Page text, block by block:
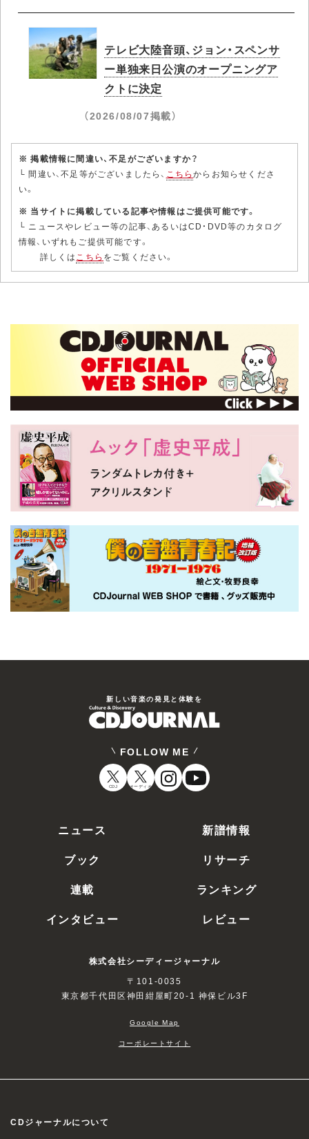
テレビ大陸音頭、ジョン・スペンサ
ー単独来日公演のオープニングア
クトに決定
（2026/08/07掲載）
※ 掲載情報に間違い、不足がございますか？
└ 間違い、不足等がございましたら、 こちらからお知らせくださ
い。
※ 当サイトに掲載している記事や情報はご提供可能です。
└ ニュースやレビュー等の記事、あるいはCD・DVD等のカタログ
情報、いずれもご提供可能です。
詳しくはこちら をご覧ください。
新しい⾳楽の発⾒と体験を
FOLLOW ME
CDJ オーディオ
ニュース
新譜情報
ブック
リサーチ
連載
ランキング
インタビュー
レビュー
株式会社シーディージャーナル
〒101-0035
東京都千代田区神田紺屋町20-1 神保ビル3F
Google Map
コーポレートサイト
CDジャーナルについて